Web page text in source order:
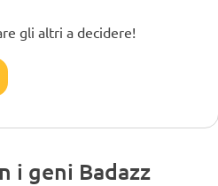
gli altri a decidere!
i geni Badazz